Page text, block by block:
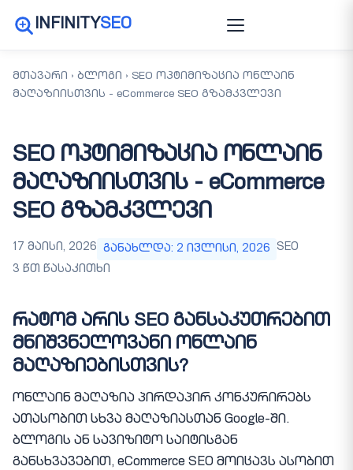
INFINITYSEO
მთავარი › ბლოგი › SEO ოპტიმიზაცია ონლაინ
მაღაზიისთვის - eCommerce SEO გზამკვლევი
SEO ოპტიმიზაცია ონლაინ
მაღაზიისთვის - eCommerce
SEO გზამკვლევი
17 მაისი, 2026 განახლდა: 2 ივლისი, 2026
SEO
3 წთ წასაკითხი
რატომ არის SEO განსაკუთრებით
მნიშვნელოვანი ონლაინ
მაღაზიებისთვის?
ონლაინ მაღაზია პირდაპირ კონკურირებს
ათასობით სხვა მაღაზიასთან Google-ში.
ბლოგის ან სავიზიტო საიტისგან
განსხვავებით, eCommerce SEO მოიცავს ასობით